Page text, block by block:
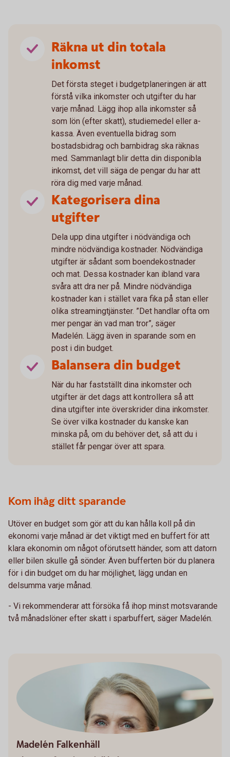
Räkna ut din totala
inkomst
Det första steget i budgetplaneringen är att
förstå vilka inkomster och utgifter du har
varje månad. Lägg ihop alla inkomster så
som lön (efter skatt), studiemedel eller a-
kassa. Även eventuella bidrag som
bostadsbidrag och barnbidrag ska räknas
med. Sammanlagt blir detta din disponibla
inkomst, det vill säga de pengar du har att
röra dig med varje månad.
Kategorisera dina
utgifter
Dela upp dina utgifter i nödvändiga och
mindre nödvändiga kostnader. Nödvändiga
utgifter är sådant som boendekostnader
och mat. Dessa kostnader kan ibland vara
svåra att dra ner på. Mindre nödvändiga
kostnader kan i stället vara fika på stan eller
olika streamingtjänster. ”Det handlar ofta om
mer pengar än vad man tror”, säger
Madelén. Lägg även in sparande som en
post i din budget.
Balansera din budget
När du har fastställt dina inkomster och
utgifter är det dags att kontrollera så att
dina utgifter inte överskrider dina inkomster.
Se över vilka kostnader du kanske kan
minska på, om du behöver det, så att du i
stället får pengar över att spara.
Kom ihåg ditt sparande
Utöver en budget som gör att du kan hålla koll på din
ekonomi varje månad är det viktigt med en buffert för att
klara ekonomin om något oförutsett händer, som att datorn
eller bilen skulle gå sönder. Även bufferten bör du planera
för i din budget om du har möjlighet, lägg undan en
delsumma varje månad.
- Vi rekommenderar att försöka få ihop minst motsvarande
två månadslöner efter skatt i sparbuffert, säger Madelén.
Madelén Falkenhäll